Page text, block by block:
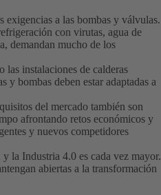
exigencias a las bombas y válvulas.
con virutas, agua de
demandan mucho de los
las instalaciones de calderas
bombas deben estar adaptadas a
del mercado también son
afrontando retos económicos y
y nuevos competidores
la Industria 4.0 es cada vez mayor.
abiertas a la transformación